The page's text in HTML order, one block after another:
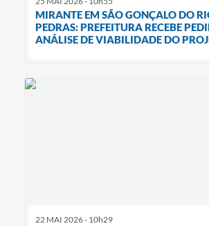
MIRANTE EM SÃO GONÇALO DO
PEDRAS: PREFEITURA RECEBE
ANÁLISE DE VIABILIDADE DO
22 MAI 2026 - 10h29